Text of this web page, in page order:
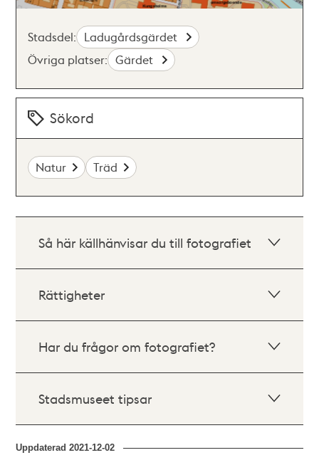
Stadsdel: Ladugårdsgärdet
Övriga platser: Gärdet
Sökord
Natur Träd
Så här källhänvisar du till fotografiet
Rättigheter
Har du frågor om fotografiet?
Stadsmuseet tipsar
Uppdaterad2021-12-02